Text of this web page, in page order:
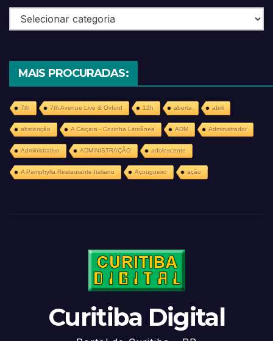
Categorias
MAIS PROCURADAS:
7th 7th Avenue Live & Oxford 12h aberta abril
abstenção A Caiçara - Cozinha Litorânea ADM Administrador
Administrativo ADMINISTRAÇÃO adolescente
A Pamphylia Restaurante Italiano Açougueiro ação
Curitiba Digital